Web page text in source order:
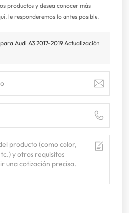
productos y desea conocer más
le responderemos lo antes posible.
Audi A3 2017-2019 Actualización